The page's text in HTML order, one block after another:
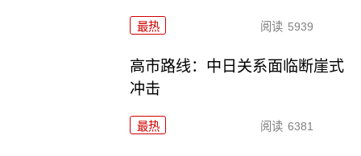
最热 阅读 5939
高市路线：中日关系面临断崖式
冲击
最热 阅读 6381